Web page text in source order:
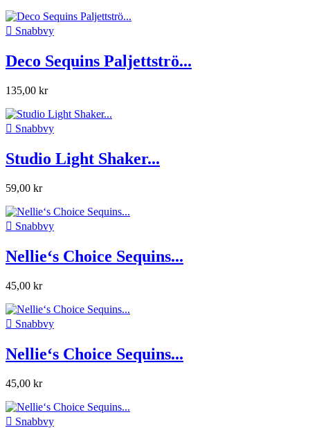
 Snabbvy
Deco Sequins Paljettströ...
135,00 kr
 Snabbvy
Studio Light Shaker...
59,00 kr
 Snabbvy
Nellie‘s Choice Sequins...
45,00 kr
 Snabbvy
Nellie‘s Choice Sequins...
45,00 kr
 Snabbvy